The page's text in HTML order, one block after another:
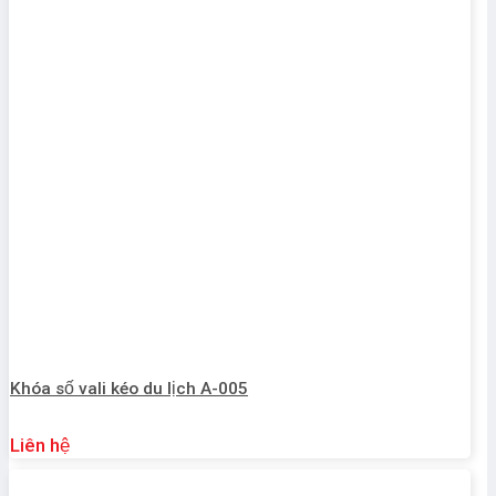
Khóa số vali kéo du lịch A-005
Liên hệ